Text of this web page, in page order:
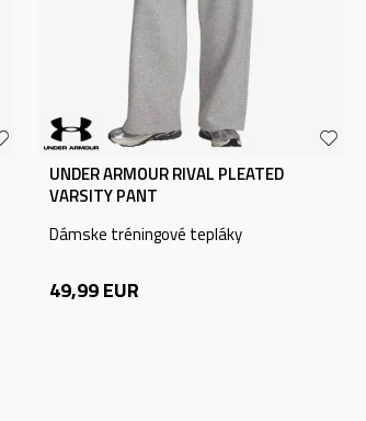
UNDER ARMOUR RIVAL PLEATED
VARSITY PANT
Dámske tréningové tepláky
49,99EUR